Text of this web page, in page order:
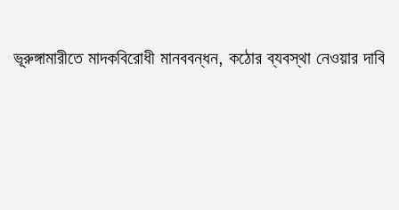
ভূরুঙ্গামারীতে মাদকবিরোধী মানববন্ধন, কঠোর ব্যবস্থা নেওয়ার দাবি